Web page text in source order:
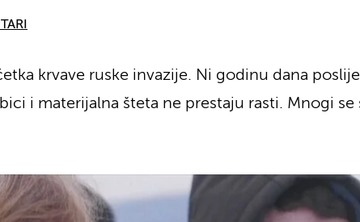
krvave ruske invazije. Ni godinu dana
i materijalna šteta ne prestaju rasti. Mnogi se